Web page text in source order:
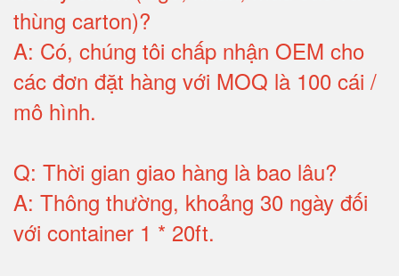
thùng carton)?
A: Có, chúng tôi chấp nhận OEM cho
các đơn đặt hàng với MOQ là 100 cái /
mô hình.
Q: Thời gian giao hàng là bao lâu?
A: Thông thường, khoảng 30 ngày đối
với container 1 * 20ft.